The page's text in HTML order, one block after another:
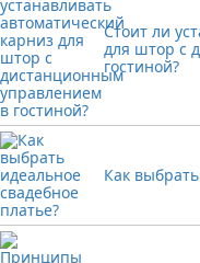
Стоит ли
для штор с
гостиной?
Как